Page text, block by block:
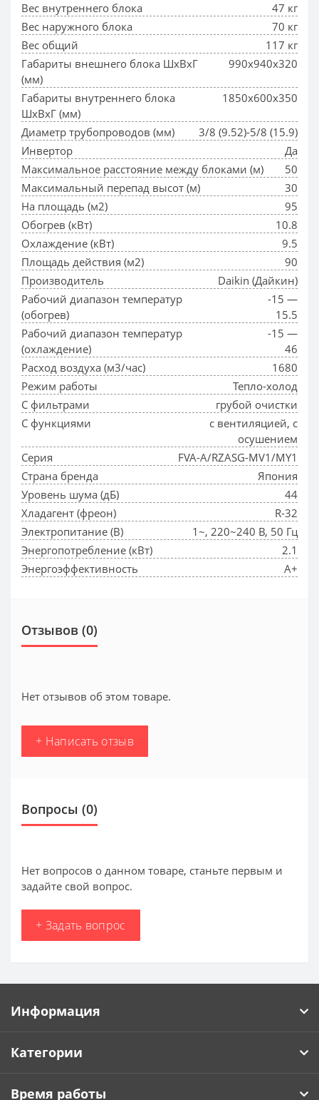
Вес внутреннего блока
47 кг
Вес наружного блока
70 кг
Вес общий
117 кг
Габариты внешнего блока ШхВхГ
(мм)
990x940x320
Габариты внутреннего блока
ШхВхГ (мм)
1850x600x350
Диаметр трубопроводов (мм)
3/8 (9.52)-5/8 (15.9)
Инвертор
Да
Максимальное расстояние между блоками (м)
50
Максимальный перепад высот (м)
30
На площадь (м2)
95
Обогрев (кВт)
10.8
Охлаждение (кВт)
9.5
Площадь действия (м2)
90
Производитель
Daikin (Дайкин)
Рабочий диапазон температур
(обогрев)
-15 —
15.5
Рабочий диапазон температур
(охлаждение)
-15 —
46
Расход воздуха (м3/час)
1680
Режим работы
Тепло-холод
С фильтрами
грубой очистки
С функциями
с вентиляцией, с
осушением
Серия
FVA-A/RZASG-MV1/MY1
Страна бренда
Япония
Уровень шума (дБ)
44
Хладагент (фреон)
R-32
Электропитание (В)
1~, 220~240 В, 50 Гц
Энергопотребление (кВт)
2.1
Энергоэффективность
A+
Отзывов (0)
Нет отзывов об этом товаре.
+ Написать отзыв
Вопросы (0)
Нет вопросов о данном товаре, станьте первым и
задайте свой вопрос.
+ Задать вопрос
Информация
Категории
Время работы